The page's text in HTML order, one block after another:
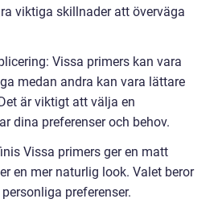
viktiga skillnader att överväga
Vissa primers kan vara
medan andra kan vara lättare
är viktigt att välja en
dina preferenser och behov.
Vissa primers ger en matt
en mer naturlig look. Valet beror
preferenser.